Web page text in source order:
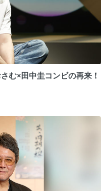
む×田中圭コンビの再来！